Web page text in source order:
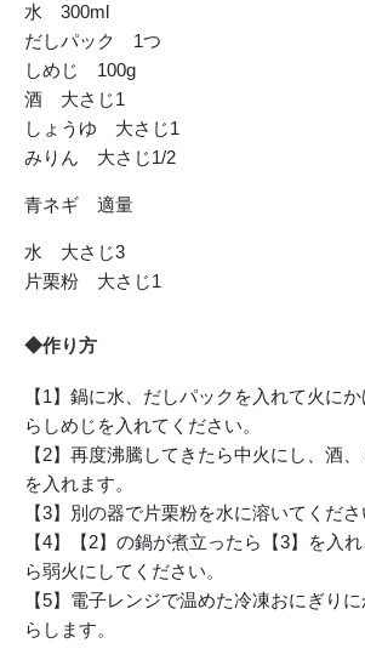
水 300ml
だしパック 1つ
しめじ 100g
酒 大さじ1
しょうゆ 大さじ1
みりん 大さじ1/2
青ネギ 適量
水 大さじ3
片栗粉 大さじ1
◆作り方
【1】鍋に水、だしパックを入れて火に
らしめじを入れてください。
【2】再度沸騰してきたら中火にし、酒
を入れます。
【3】別の器で片栗粉を水に溶いてくださ
【4】【2】の鍋が煮立ったら【3】を入
ら弱火にしてください。
【5】電子レンジで温めた冷凍おにぎり
らします。